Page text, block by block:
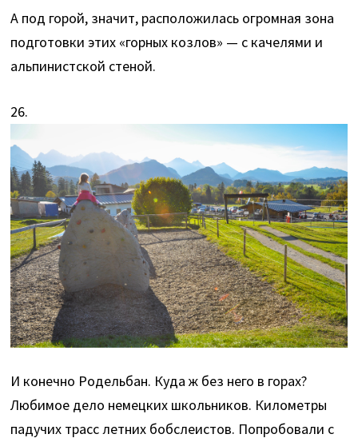
А под горой, значит, расположилась огромная зона
подготовки этих «горных козлов» — с качелями и
альпинистской стеной.
26.
И конечно Родельбан. Куда ж без него в горах?
Любимое дело немецких школьников. Километры
падучих трасс летних бобслеистов. Попробовали с